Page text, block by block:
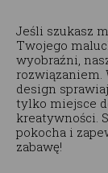
Jeśli szukasz
Twojego
wyobraźni,
rozwiązaniem.
design
tylko miejsce
kreatywności.
pokocha i
zabawę!